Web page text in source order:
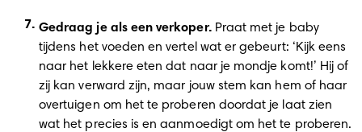
Gedraag je als een verkoper. Praat met je baby
tijdens het voeden en vertel wat er gebeurt: ‘Kijk eens
naar het lekkere eten dat naar je mondje komt!’ Hij of
zij kan verward zijn, maar jouw stem kan hem of haar
overtuigen om het te proberen doordat je laat zien
wat het precies is en aanmoedigt om het te proberen.